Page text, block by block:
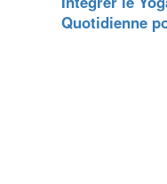
Quotidienne